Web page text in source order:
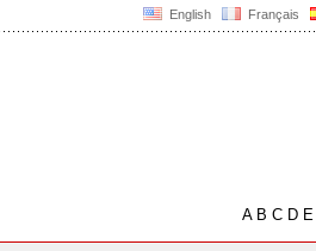
English Français
AB C D E